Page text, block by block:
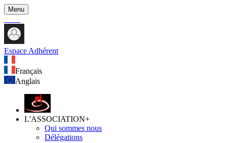
Menu
Espace Adhérent
Français
Anglais
L'ASSOCIATION+
Qui sommes nous
Délégations